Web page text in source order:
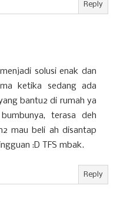
Reply
solusi enak dan
ketika sedang ada
bantu2 di rumah ya
terasa deh
mau beli ah disantap
:D TFS mbak.
Reply